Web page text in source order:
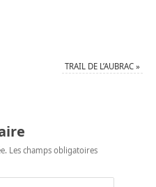
TRAIL DE L’AUBRAC»
Les champs obligatoires